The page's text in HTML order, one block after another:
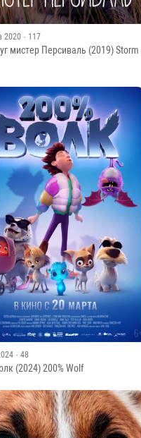
2020 · 117
мистер Персиваль (2019) Storm
· 48
(2024) 200% Wolf